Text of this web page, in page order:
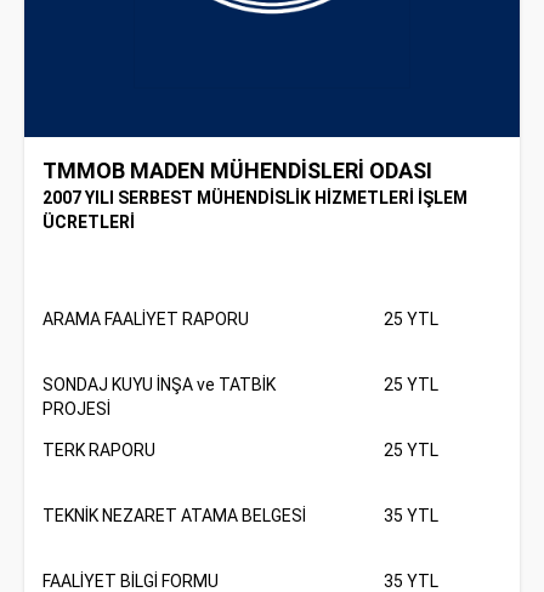
TMMOB MADEN MÜHENDİSLERİ ODASI
2007 YILI SERBEST MÜHENDİSLİK HİZMETLERİ İŞLEM
ÜCRETLERİ
ARAMA FAALİYET RAPORU 25 YTL
SONDAJ KUYU İNŞA ve TATBİK
PROJESİ
25 YTL
TERK RAPORU 25 YTL
TEKNİK NEZARET ATAMA BELGESİ 35 YTL
FAALİYET BİLGİ FORMU 35 YTL